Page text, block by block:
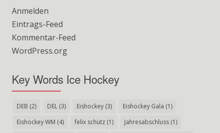
Anmelden
Eintrags-Feed
Kommentar-Feed
WordPress.org
Key Words Ice Hockey
DEB (2) DEL (3) Eishockey (3) Eishockey Gala (1)
Eishockey WM (4) felix schütz (1) Jahresabschluss (1)